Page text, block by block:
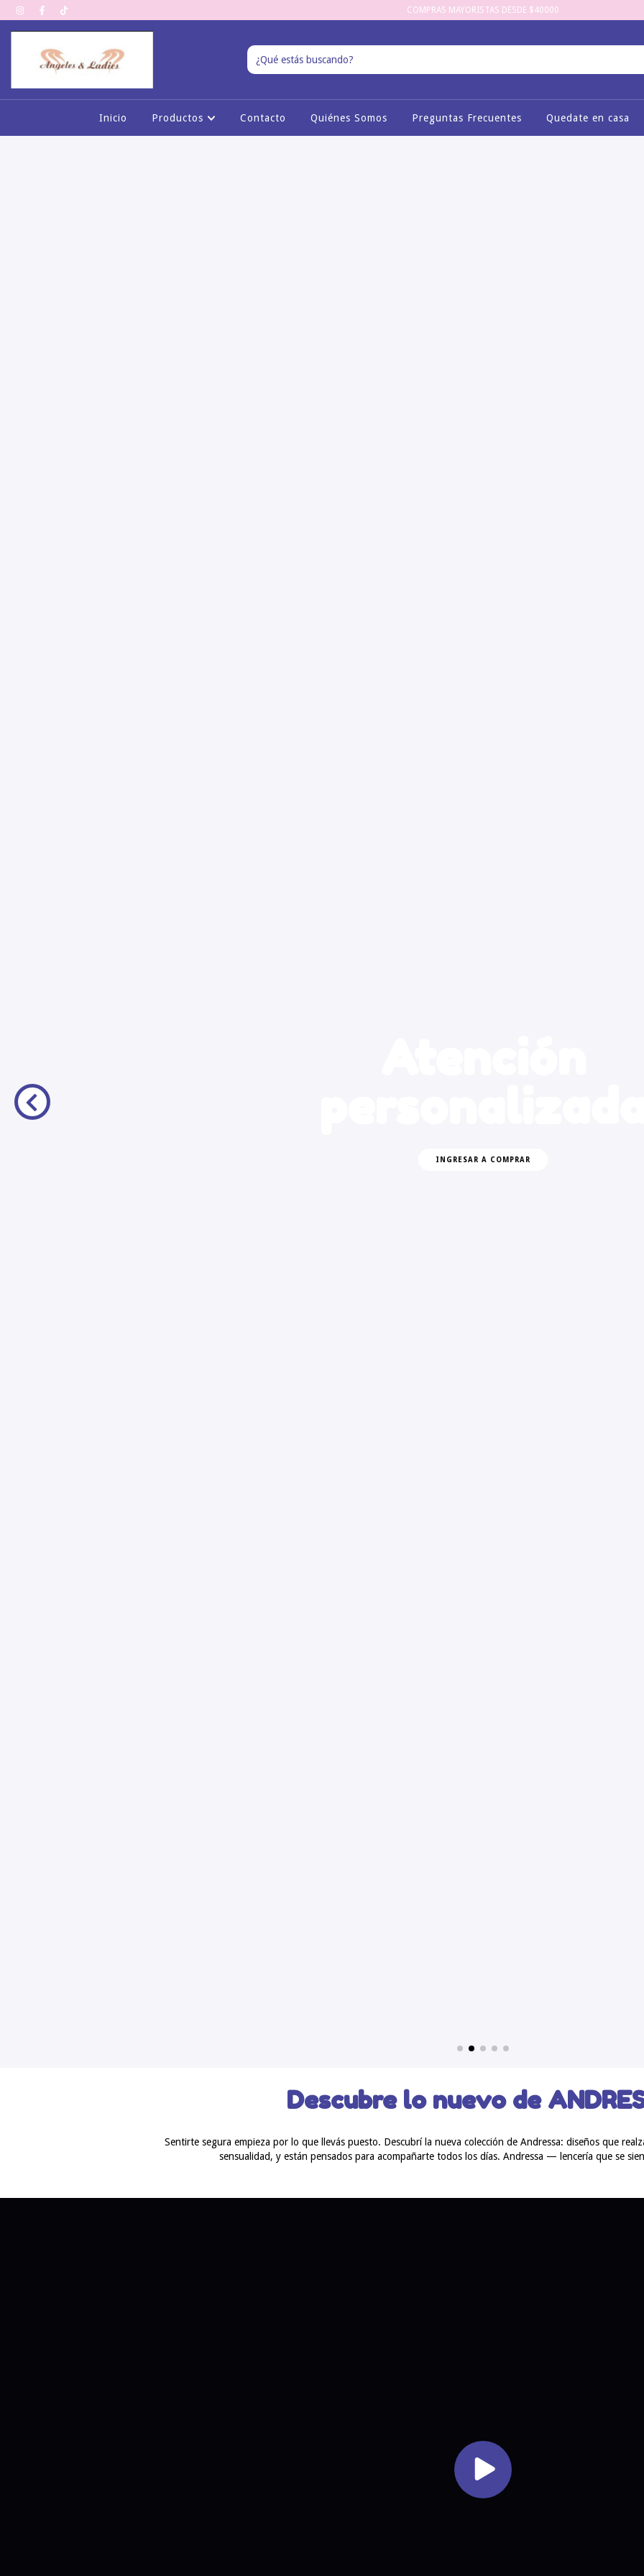
COMPRAS MAYORISTAS DESDE $40000
Inicio Productos Contacto Quiénes Somos Preguntas Frecuentes Quedate en casa
INGRESAR A COMPRAR
Descubre lo nuevo de
Sentirte segura empieza por lo que llevás puesto. Descubrí la nueva colección de Andressa: diseños que
sensualidad, y están pensados para acompañarte todos los días. Andressa — lencería que se